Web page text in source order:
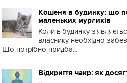
Кошеня в будинку: що
маленьких мурликів
Коли в будинку
власнику необхідно
Що потрібно придба...
Відкриття чакр: як